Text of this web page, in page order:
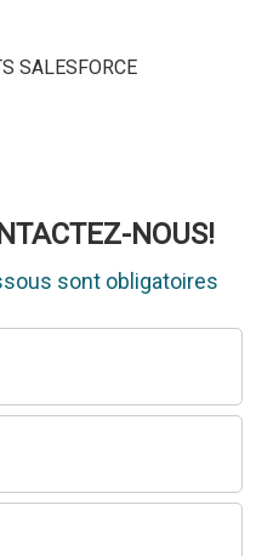
SALESFORCE
NOUS!
sont obligatoires